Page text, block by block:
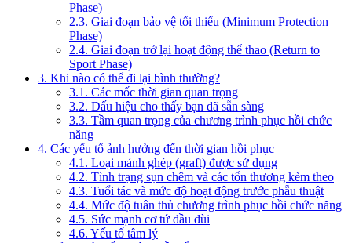
Phase)
2.3. Giai đoạn bảo vệ tối thiểu (Minimum Protection
Phase)
2.4. Giai đoạn trở lại hoạt động thể thao (Return to
Sport Phase)
3. Khi nào có thể đi lại bình thường?
3.1. Các mốc thời gian quan trọng
3.2. Dấu hiệu cho thấy bạn đã sẵn sàng
3.3. Tầm quan trọng của chương trình phục hồi chức
năng
4. Các yếu tố ảnh hưởng đến thời gian hồi phục
4.1. Loại mảnh ghép (graft) được sử dụng
4.2. Tình trạng sụn chêm và các tổn thương kèm theo
4.3. Tuổi tác và mức độ hoạt động trước phẫu thuật
4.4. Mức độ tuân thủ chương trình phục hồi chức năng
4.5. Sức mạnh cơ tứ đầu đùi
4.6. Yếu tố tâm lý